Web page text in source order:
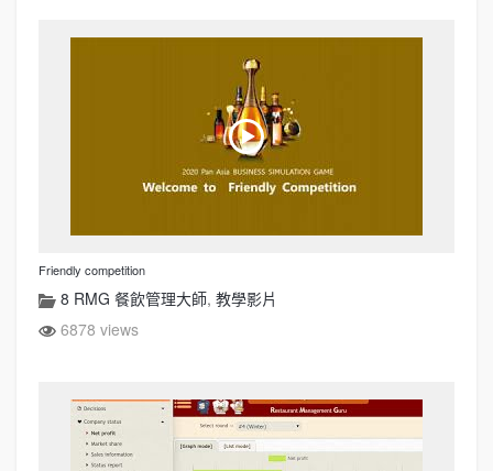
Friendly competition
8 RMG 餐飲管理大師, 教學影片
6878 views